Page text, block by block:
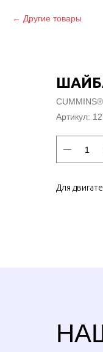
Другие товары
CUMMINS®
Артикул:
Для